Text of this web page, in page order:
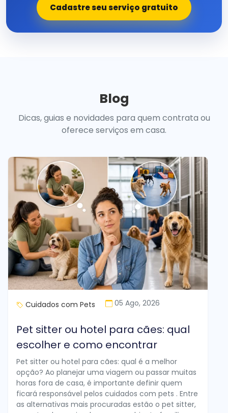
Cadastre seu serviço gratuito
Blog
Dicas, guias e novidades para quem contrata ou
oferece serviços em casa.
Cuidados com Pets 05 Ago, 2026
Pet sitter ou hotel para cães: qual
escolher e como encontrar
Pet sitter ou hotel para cães: qual é a melhor
opção? Ao planejar uma viagem ou passar muitas
horas fora de casa, é importante definir quem
ficará responsável pelos cuidados com pets . Entre
as alternativas mais procuradas estão o pet sitter,